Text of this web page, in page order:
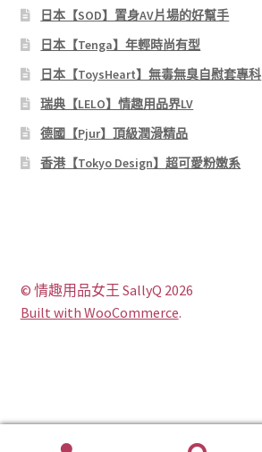
日本【SOD】置身AV片場的好幫手
日本【Tenga】年輕時尚有型
日本【ToysHeart】無毒無臭自慰套專科
瑞典【LELO】情趣用品界LV
德國【Pjur】頂級潤滑精品
香港【Tokyo Design】超可愛粉嫩系
© 情趣用品女王 SallyQ 2026
Built with WooCommerce.